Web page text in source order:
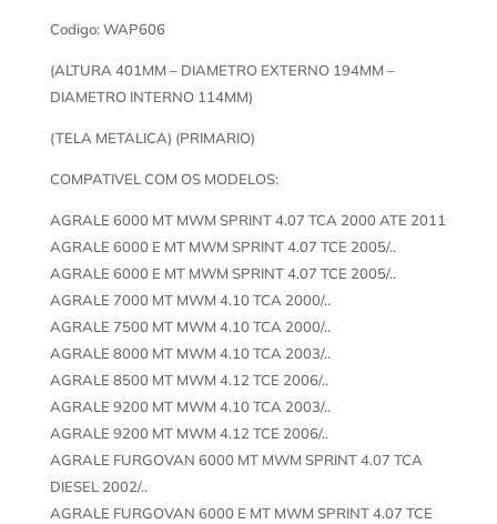
Codigo: WAP606
(ALTURA 401MM – DIAMETRO EXTERNO 194MM –
DIAMETRO INTERNO 114MM)
(TELA METALICA) (PRIMARIO)
COMPATIVEL COM OS MODELOS:
AGRALE 6000 MT MWM SPRINT 4.07 TCA 2000 ATE 2011
AGRALE 6000 E MT MWM SPRINT 4.07 TCE 2005/..
AGRALE 6000 E MT MWM SPRINT 4.07 TCE 2005/..
AGRALE 7000 MT MWM 4.10 TCA 2000/..
AGRALE 7500 MT MWM 4.10 TCA 2000/..
AGRALE 8000 MT MWM 4.10 TCA 2003/..
AGRALE 8500 MT MWM 4.12 TCE 2006/..
AGRALE 9200 MT MWM 4.10 TCA 2003/..
AGRALE 9200 MT MWM 4.12 TCE 2006/..
AGRALE FURGOVAN 6000 MT MWM SPRINT 4.07 TCA
DIESEL 2002/..
AGRALE FURGOVAN 6000 E MT MWM SPRINT 4.07 TCE